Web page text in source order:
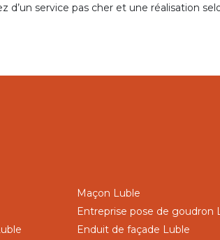
d’un service pas cher et une réalisation
Maçon Luble
Entreprise pose de goudron
Enduit de façade Luble